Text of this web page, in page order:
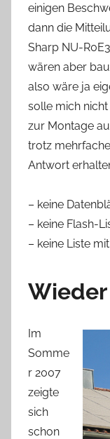
einigen
dann die
Sharp NU-
wären aber
also wäre ja
solle mich
zur Montage
trotz
Antwort
– keine
– keine Flash-
– keine Liste
Im
Somme
r 2007
zeigte
sich
schon